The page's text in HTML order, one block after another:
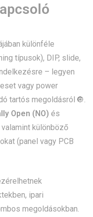
különféle
típusok), DIP, slide,
– legyen
vagy power
tartós megoldásról 🔘.
Open (NO) és
különböző
(panel vagy PCB
ipari
megoldásokban.